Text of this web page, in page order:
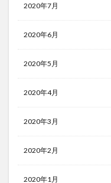
2020年7月
2020年6月
2020年5月
2020年4月
2020年3月
2020年2月
2020年1月